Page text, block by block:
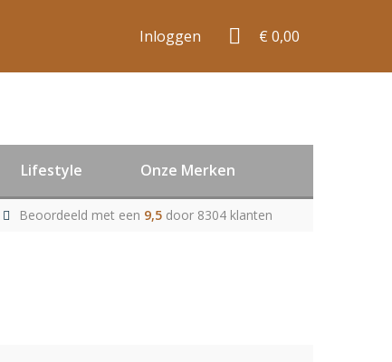
Inloggen € 0,00
Lifestyle Onze Merken
Beoordeeld met een 9,5 door 8304 klanten